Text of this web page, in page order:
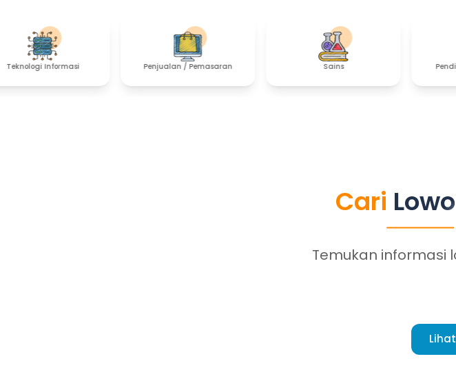
Penjualan / Pemasaran Sains Pendidikan / Pelatihan
Cari
Cari
Temukan informasi